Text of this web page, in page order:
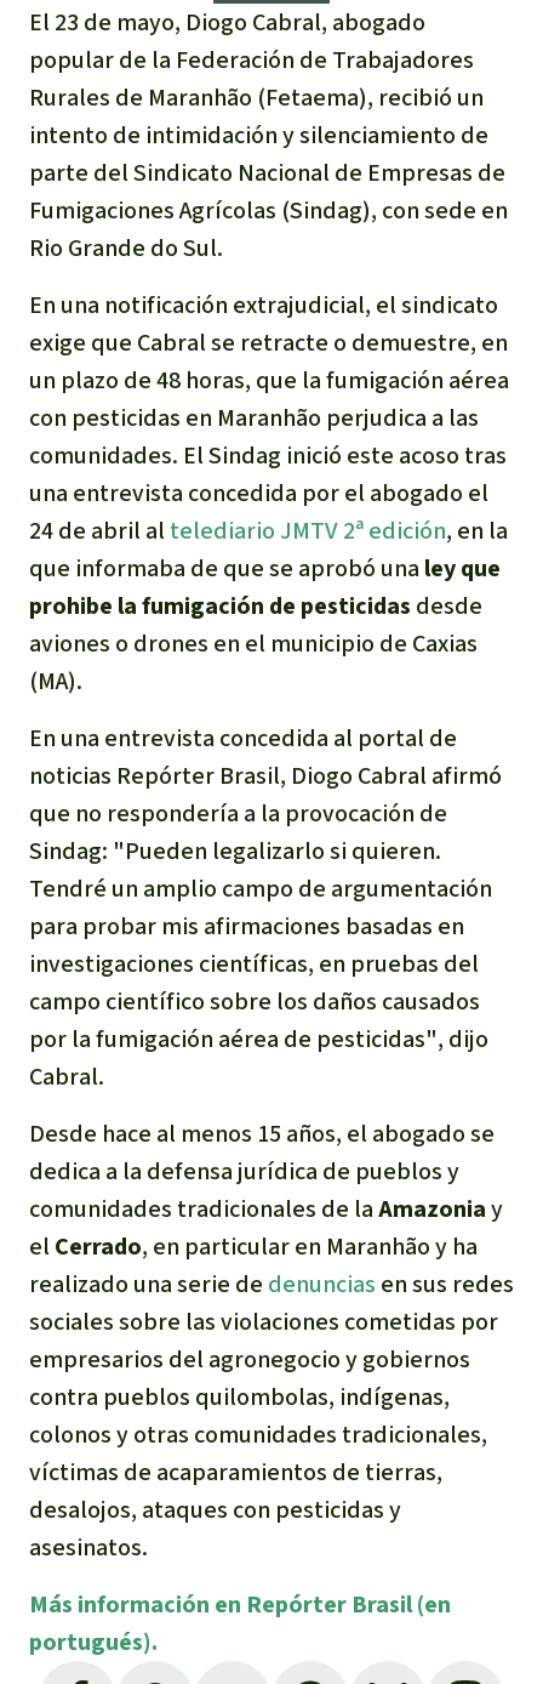
Agua
Metales
Minería
Agrotoxicos
Aceite de palma
REDD
Indígena
Landgrabbing
Granjas Industriales
Para niñas y niños
Português
Indonesia
El 23 de mayo, Diogo Cabral, abogado
popular de la Federación de Trabajadores
Rurales de Maranhão (Fetaema), recibió un
intento de intimidación y silenciamiento de
parte del Sindicato Nacional de Empresas de
Fumigaciones Agrícolas (Sindag), con sede en
Rio Grande do Sul.
En una notificación extrajudicial, el sindicato
exige que Cabral se retracte o demuestre, en
un plazo de 48 horas, que la fumigación aérea
con pesticidas en Maranhão perjudica a las
comunidades. El Sindag inició este acoso tras
una entrevista concedida por el abogado el
24 de abril al telediario JMTV 2ª edición, en la
que informaba de que se aprobó una ley que
prohibe la fumigación de pesticidas desde
aviones o drones en el municipio de Caxias
(MA).
En una entrevista concedida al portal de
noticias Repórter Brasil, Diogo Cabral afirmó
que no respondería a la provocación de
Sindag: "Pueden legalizarlo si quieren.
Tendré un amplio campo de argumentación
para probar mis afirmaciones basadas en
investigaciones científicas, en pruebas del
campo científico sobre los daños causados
por la fumigación aérea de pesticidas", dijo
Cabral.
Desde hace al menos 15 años, el abogado se
dedica a la defensa jurídica de pueblos y
comunidades tradicionales de laAmazoniay
el Cerrado, en particular en Maranhão y ha
realizado una serie de denuncias en sus redes
sociales sobre las violaciones cometidas por
empresarios del agronegocio y gobiernos
contra pueblos quilombolas, indígenas,
colonos y otras comunidades tradicionales,
víctimas de acaparamientos de tierras,
desalojos, ataques con pesticidas y
asesinatos.
Más información en Repórter Brasil (en
portugués).